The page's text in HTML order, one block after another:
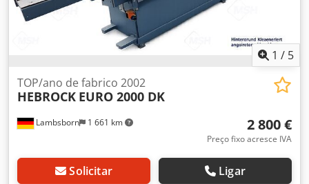
1 / 5
Lambsborn 1 661 km
TOP/ano de fabrico 2002
HEBROCK EURO 2000 DK
2 800 €
Preço fixo acresce IVA
Solicitar Ligar